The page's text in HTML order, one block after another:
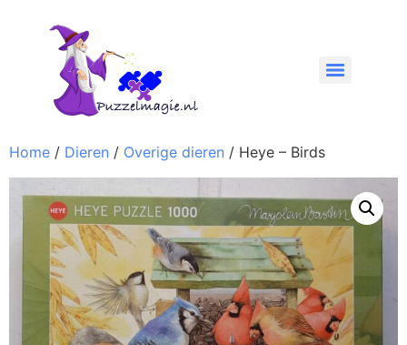
Home / Dieren / Overige dieren / Heye – Birds